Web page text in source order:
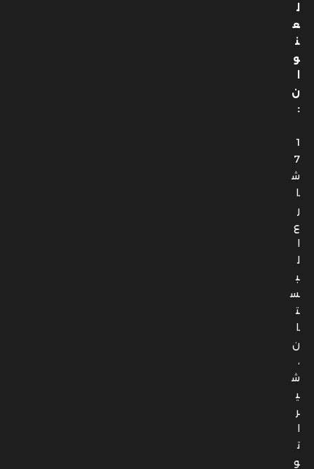
ل
ع
ن
و
ن
:
1
7
ش
ا
ر
ع
ا
ل
ب
س
ت
ا
ن
،
ش
ي
ر
ا
ت
و